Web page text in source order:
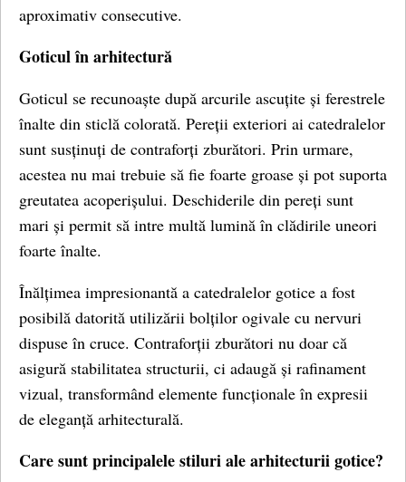
aproximativ consecutive.
Goticul în arhitectură
Goticul se recunoaște după arcurile ascuțite și ferestrele
înalte din sticlă colorată. Pereții exteriori ai catedralelor
sunt susținuți de contraforți zburători. Prin urmare,
acestea nu mai trebuie să fie foarte groase și pot suporta
greutatea acoperișului. Deschiderile din pereți sunt
mari și permit să intre multă lumină în clădirile uneori
foarte înalte.
Înălțimea impresionantă a catedralelor gotice a fost
posibilă datorită utilizării bolților ogivale cu nervuri
dispuse în cruce. Contraforții zburători nu doar că
asigură stabilitatea structurii, ci adaugă și rafinament
vizual, transformând elemente funcționale în expresii
de eleganță arhitecturală.
Care sunt principalele stiluri ale arhitecturii gotice?